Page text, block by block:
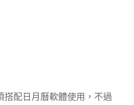
搭配日月曆軟體使用，不過